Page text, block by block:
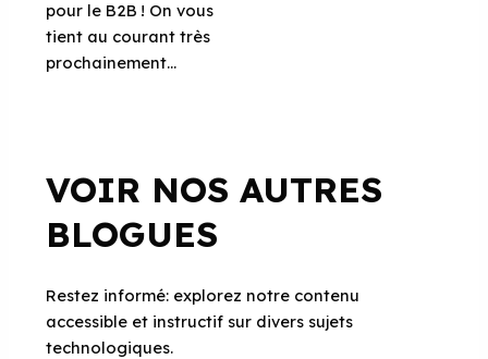
pour le B2B ! On vous
tient au courant très
prochainement…
VOIR NOS AUTRES
BLOGUES
Restez informé: explorez notre contenu
accessible et instructif sur divers sujets
technologiques.